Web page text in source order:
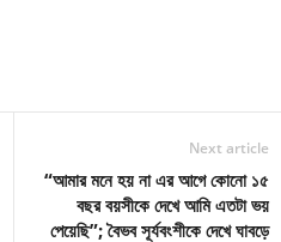
Next article
“আমার মনে হয় না এর আগে কোনো ১৫
বছর বয়সীকে দেখে আমি এতটা ভয়
পেয়েছি”; বৈভব সূর্যবংশীকে দেখে ঘাবড়ে